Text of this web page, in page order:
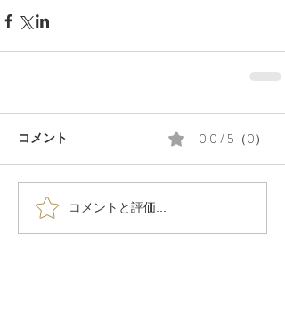
コメント 0.0 / 5（0）
コメントと評価...